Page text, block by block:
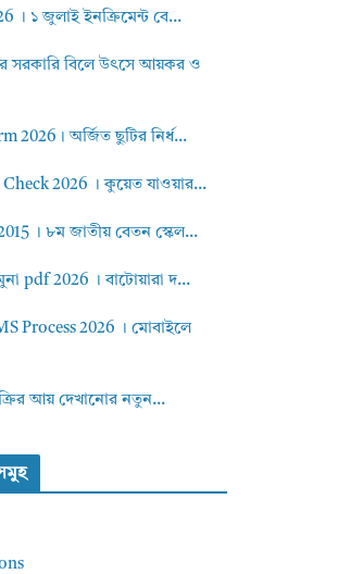
। ১ জুলাই ইনক্রিমেন্ট বে...
সরকারি বিলে উৎসে আয়কর ও
2026। অর্জিত ছুটির নির্ধ...
2026 । কুয়েত যাওয়ার...
। ৮ম জাতীয় বেতন স্কেল...
pdf 2026 । বাটোয়ারা দ...
Process 2026 । মোবাইলে
আয় দেখানোর নতুন...